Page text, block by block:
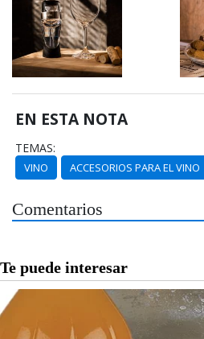
EN ESTA NOTA
TEMAS:
VINO ACCESORIOS PARA EL VINO
Comentarios